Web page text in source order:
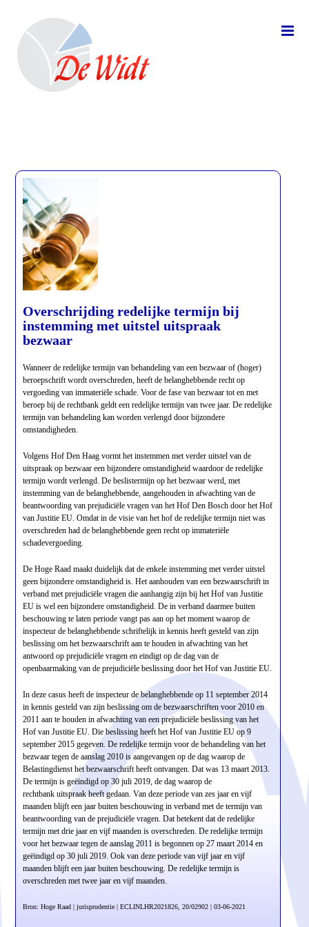
Overschrijding redelijke termijn bij
instemming met uitstel uitspraak
bezwaar
Wanneer de redelijke termijn van behandeling van een bezwaar of (hoger)
beroepschrift wordt overschreden, heeft de belanghebbende recht op
vergoeding van immateriële schade. Voor de fase van bezwaar tot en met
beroep bij de rechtbank geldt een redelijke termijn van twee jaar. De redelijke
termijn van behandeling kan worden verlengd door bijzondere
omstandigheden.
Volgens Hof Den Haag vormt het instemmen met verder uitstel van de
uitspraak op bezwaar een bijzondere omstandigheid waardoor de redelijke
termijn wordt verlengd. De beslistermijn op het bezwaar werd, met
instemming van de belanghebbende, aangehouden in afwachting van de
beantwoording van prejudiciële vragen van het Hof Den Bosch door het Hof
van Justitie EU. Omdat in de visie van het hof de redelijke termijn niet was
overschreden had de belanghebbende geen recht op immateriële
schadevergoeding.
De Hoge Raad maakt duidelijk dat de enkele instemming met verder uitstel
geen bijzondere omstandigheid is. Het aanhouden van een bezwaarschrift in
verband met prejudiciële vragen die aanhangig zijn bij het Hof van Justitie
EU is wel een bijzondere omstandigheid. De in verband daarmee buiten
beschouwing te laten periode vangt pas aan op het moment waarop de
inspecteur de belanghebbende schriftelijk in kennis heeft gesteld van zijn
beslissing om het bezwaarschrift aan te houden in afwachting van het
antwoord op prejudiciële vragen en eindigt op de dag van de
openbaarmaking van de prejudiciële beslissing door het Hof van Justitie EU.
In deze casus heeft de inspecteur de belanghebbende op 11 september 2014
in kennis gesteld van zijn beslissing om de bezwaarschriften voor 2010 en
2011 aan te houden in afwachting van een prejudiciële beslissing van het
Hof van Justitie EU. Die beslissing heeft het Hof van Justitie EU op 9
september 2015 gegeven. De redelijke termijn voor de behandeling van het
bezwaar tegen de aanslag 2010 is aangevangen op de dag waarop de
Belastingdienst het bezwaarschrift heeft ontvangen. Dat was 13 maart 2013.
De termijn is geëindigd op 30 juli 2019, de dag waarop de
rechtbank uitspraak heeft gedaan. Van deze periode van zes jaar en vijf
maanden blijft een jaar buiten beschouwing in verband met de termijn van
beantwoording van de prejudiciële vragen. Dat betekent dat de redelijke
termijn met drie jaar en vijf maanden is overschreden. De redelijke termijn
voor het bezwaar tegen de aanslag 2011 is begonnen op 27 maart 2014 en
geëindigd op 30 juli 2019. Ook van deze periode van vijf jaar en vijf
maanden blijft een jaar buiten beschouwing. De redelijke termijn is
overschreden met twee jaar en vijf maanden.
Bron: Hoge Raad | jurisprudentie | ECLINLHR2021826, 20/02902 | 03-06-2021